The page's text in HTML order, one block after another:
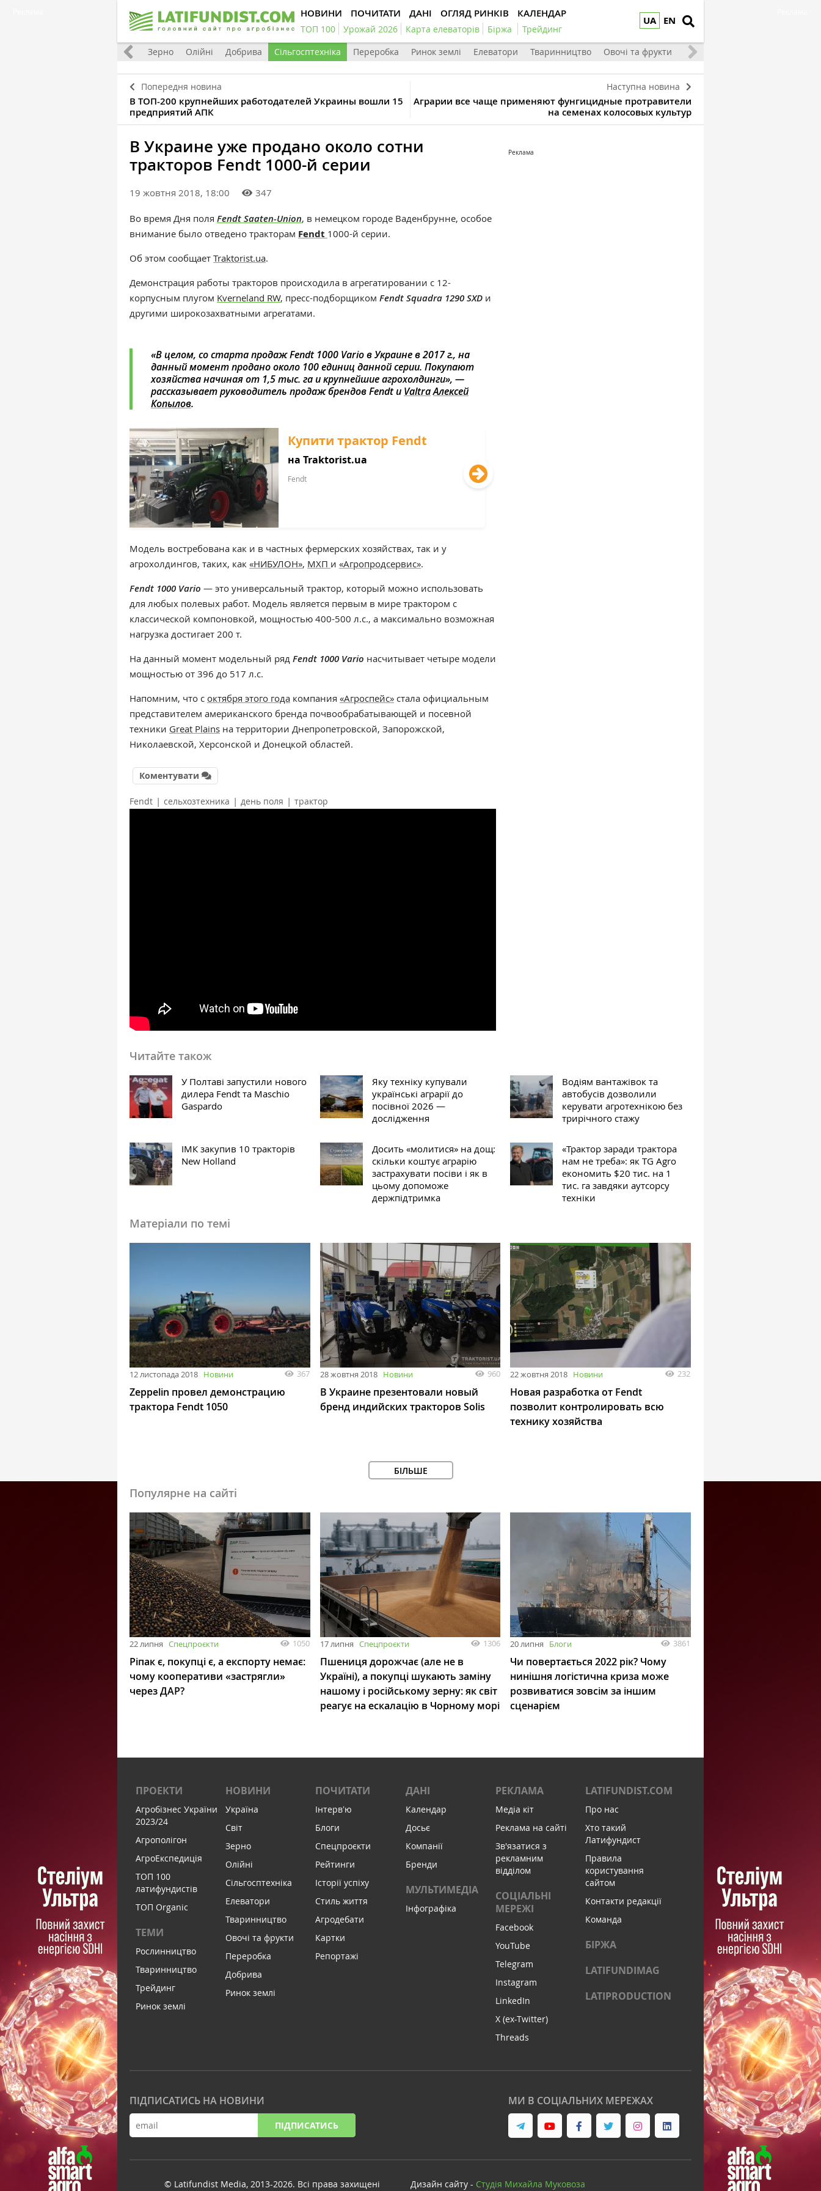
UA EN
НОВИНИ ПОЧИТАТИ ДАНІ ОГЛЯД РИНКІВ КАЛЕНДАР
ТОП 100 Урожай 2026 Карта елеваторів Біржа Трейдинг
Світ Зерно Олійні Добрива Сільгосптехніка Переробка Ринок землі Елеватори Тваринництво Овочі та фрукти
Попередня новина
В ТОП-200 крупнейших работодателей Украины вошли 15
предприятий АПК
Наступна новина
Аграрии все чаще применяют фунгицидные протравители
на семенах колосовых культур
В Украине уже продано около сотни
тракторов Fendt 1000-й серии
19 жовтня 2018, 18:00 347
Во время Дня поля Fendt Saaten-Union, в немецком городе Ваденбрунне, особое
внимание было отведено тракторам Fendt 1000-й серии.
Об этом сообщает Traktorist.ua.
Демонстрация работы тракторов происходила в агрегатировании с 12-
корпусным плугом Kverneland RW, пресс-подборщиком Fendt Squadra 1290 SXD и
другими широкозахватными агрегатами.
«В целом, со старта продажFendt 1000 Varioв Украине в 2017 г., на
данный момент продано около 100 единиц данной серии. Покупают
хозяйства начиная от 1,5 тыс. га и крупнейшие агрохолдинги», —
рассказывает руководитель продаж брендов Fendt и ValtraАлексей
Копылов.
Купити трактор Fendt
на Traktorist.ua
Fendt
Модель востребована как и в частных фермерских хозяйствах, так и у
агрохолдингов, таких, как «НИБУЛОН», МХП и «Агропродсервис».
Fendt 1000 Vario — это универсальный трактор, который можно использовать
для любых полевых работ. Модель является первым в мире трактором с
классической компоновкой, мощностью 400-500 л.с., а максимально возможная
нагрузка достигает 200 т.
На данный момент модельный ряд Fendt 1000 Vario насчитывает четыре модели
мощностью от 396 до 517 л.с.
Напомним, что с октября этого года компания «Агроспейс» стала официальным
представителем американского бренда почвообрабатывающей и посевной
техники Great Plains на территории Днепропетровской, Запорожской,
Николаевской, Херсонской и Донецкой областей.
Коментувати
Fendt | сельхозтехника | день поля | трактор
Реклама
Читайте також
У Полтаві запустили нового
дилера Fendt та Maschio
Gaspardo
Яку техніку купували
українські аграрії до
посівної 2026 —
дослідження
Водіям вантажівок та
автобусів дозволили
керувати агротехнікою без
трирічного стажу
ІМК закупив 10 тракторів
New Holland
Досить «молитися» на дощ:
скільки коштує аграрію
застрахувати посіви і як в
цьому допоможе
держпідтримка
«Трактор заради трактора
нам не треба»: як TG Agro
економить $20 тис. на 1
тис. га завдяки аутсорсу
техніки
Матеріали по темі
12 листопада 2018 Новини 367
Zeppelin провел демонстрацию
трактора Fendt 1050
28 жовтня 2018 Новини 960
В Украине презентовали новый
бренд индийских тракторов Solis
22 жовтня 2018 Новини 232
Новая разработка от Fendt
позволит контролировать всю
технику хозяйства
БІЛЬШЕ
Популярне на сайті
22 липня Спецпроєкти 1050
Ріпак є, покупці є, а експорту немає:
чому кооперативи «застрягли»
через ДАР?
17 липня Спецпроєкти 1306
Пшениця дорожчає (але не в
Україні), а покупці шукають заміну
нашому і російському зерну: як світ
реагує на ескалацію в Чорному морі
20 липня Блоги 3861
Чи повертається 2022 рік? Чому
нинішня логістична криза може
розвиватися зовсім за іншим
сценарієм
ПРОЕКТИ
Агробізнес України
2023/24
Агрополігон
АгроЕкспедиція
ТОП 100
латифундистів
ТОП Organic
ТЕМИ
Рослинництво
Тваринництво
Трейдинг
Ринок землі
НОВИНИ
Україна
Світ
Зерно
Олійні
Сільгосптехніка
Елеватори
Тваринництво
Овочі та фрукти
Переробка
Добрива
Ринок землі
ПОЧИТАТИ
Інтервʼю
Блоги
Спецпроєкти
Рейтинги
Історії успіху
Стиль життя
Агродебати
Картки
Репортажі
ДАНІ
Календар
Досьє
Компанії
Бренди
МУЛЬТИМЕДІА
Інфографіка
РЕКЛАМА
Медіа кіт
Реклама на сайті
Зв'язатися з
рекламним
відділом
СОЦІАЛЬНІ
МЕРЕЖІ
Facebook
YouTube
Telegram
Instagram
LinkedIn
X (ex-Twitter)
Threads
LATIFUNDIST.COM
Про нас
Хто такий
Латифундист
Правила
користування
сайтом
Контакти редакції
Команда
БІРЖА
LATIFUNDIMAG
LATIPRODUCTION
ПІДПИСАТИСЬ НА НОВИНИ
ПІДПИСАТИСЬ
МИ В СОЦІАЛЬНИХ МЕРЕЖАХ
© Latifundist Media, 2013-2026. Всі права захищені Дизайн сайту - Cтудія Михайла Муковоза